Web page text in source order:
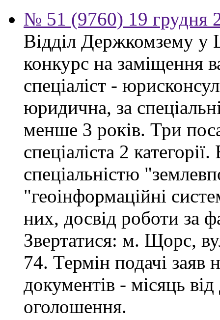
№ 51 (9760) 19 грудня
Відділ Держкомзему у
конкурс на заміщення
спеціаліст -
юридична, за
менше 3 років. Три
спеціаліста 2
спеціальністю
"геоінформаційні
них, досвід роботи за
Звертатися: м. Щорс,
74. Термін подачі заяв
документів - місяць
оголошення.